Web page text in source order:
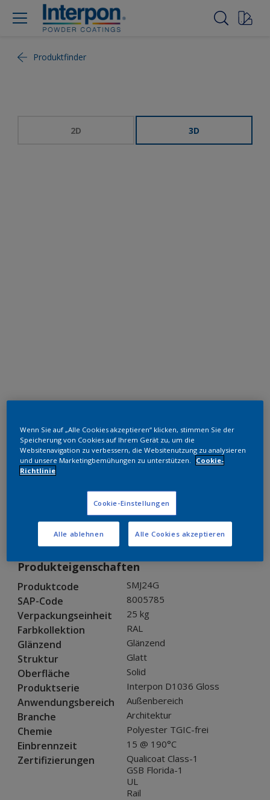
Produktfinder
2D 3D
RAL 8024
SMJ24G
Produkteigenschaften
Produktcode SMJ24G
SAP-Code 8005785
Verpackungseinheit 25 kg
Farbkollektion RAL
Glänzend Glänzend
Struktur Glatt
Oberfläche Solid
Produktserie Interpon D1036 Gloss
Anwendungsbereich Außenbereich
Branche Architektur
Chemie Polyester TGIC-frei
Einbrennzeit 15 @ 190°C
Zertifizierungen
Qualicoat Class-1
GSB Florida-1
UL
Rail
Wenn Sie auf „Alle Cookies akzeptieren“ klicken, stimmen Sie der
Speicherung von Cookies auf Ihrem Gerät zu, um die
Websitenavigation zu verbessern, die Websitenutzung zu analysieren
und unsere Marketingbemühungen zu unterstützen.
Cookie-
Richtlinie
Cookie-Einstellungen
Alle ablehnen Alle Cookies akzeptieren